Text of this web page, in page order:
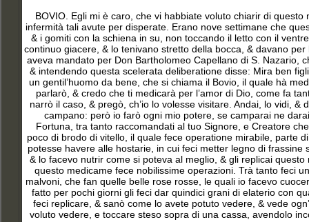
BOVIO. Egli mi è caro, che vi habbiate voluto chiarir di
infermità tali avute per disperate. Erano nove settimane che
& i gomiti con la schiena in su, non toccando il letto con il
continuo giacere, & lo tenivano stretto della bocca, & davano
aveva mandato per Don Bartholomeo Capellano di S. Nazario,
& intendendo questa scelerata deliberatione disse: Mira ben
un gentil’huomo da bene, che si chiama il Bovio, il quale hà
parlarò, & credo che ti medicarà per l’amor di Dio, come fa
narrò il caso, & pregò, ch’io lo volesse visitare. Andai, lo vidi,
campano: però io farò ogni mio potere, se camparai ne
Fortuna, tra tanto raccomandati al tuo Signore, e Creatore
poco di brodo di vitello, il quale fece operatione mirabile, parte
potesse havere alle hostarie, in cui feci metter legno di
& lo facevo nutrir come si poteva al meglio, & gli replicai
questo medicame fece nobilissime operazioni. Trà tanto feci
malvoni, che fan quelle belle rose rosse, le quali io facevo
fatto per pochi giorni gli feci dar quindici grani di elaterio con
feci replicare, & sanò come lo avete potuto vedere, & vede
voluto vedere, e toccare steso sopra di una cassa, avendolo